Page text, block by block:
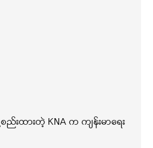
ည်းထားတဲ့ KNA က ကျန်းမာရေး